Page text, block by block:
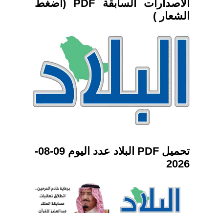
الاصدارات السابقة PDF (اضغط
الشعار )
تحميل PDF البلاد عدد اليوم 09-08-
2026